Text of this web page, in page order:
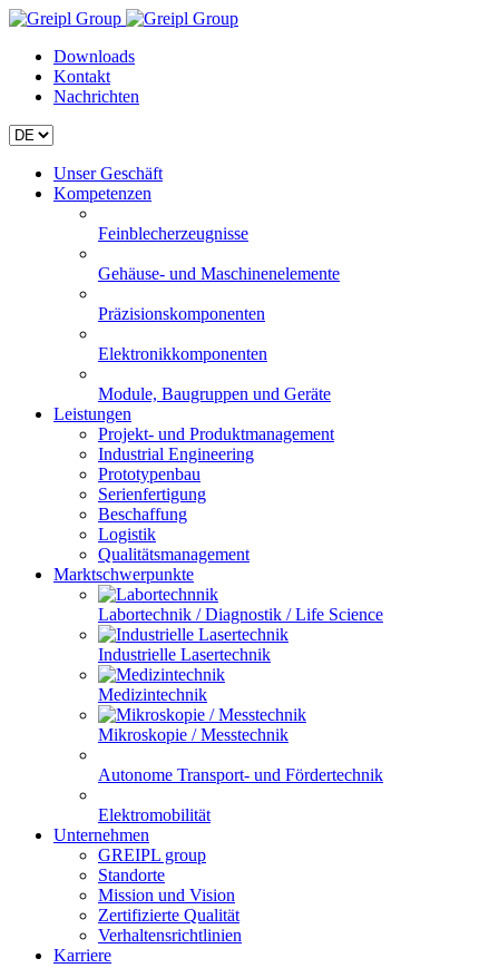
Downloads
Kontakt
Nachrichten
Unser Geschäft
Kompetenzen
Feinblecherzeugnisse
Gehäuse- und Maschinenelemente
Präzisionskomponenten
Elektronikkomponenten
Module, Baugruppen und Geräte
Leistungen
Projekt- und Produktmanagement
Industrial Engineering
Prototypenbau
Serienfertigung
Beschaffung
Logistik
Qualitätsmanagement
Marktschwerpunkte
Labortechnik / Diagnostik / Life Science
Industrielle Lasertechnik
Medizintechnik
Mikroskopie / Messtechnik
Autonome Transport- und Fördertechnik
Elektromobilität
Unternehmen
GREIPL group
Standorte
Mission und Vision
Zertifizierte Qualität
Verhaltensrichtlinien
Karriere